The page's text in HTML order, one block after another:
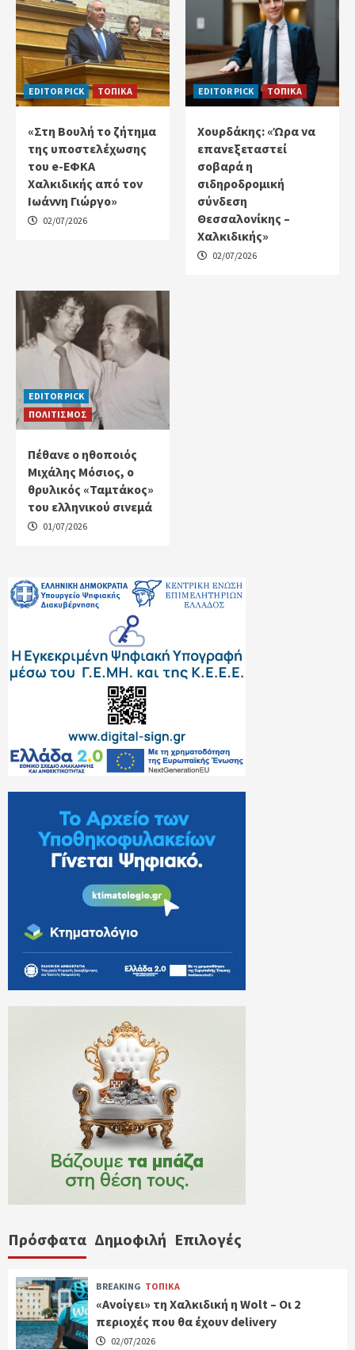
EDITOR PICK ΤΟΠΙΚΑ
«Στη Βουλή το ζήτημα
της υποστελέχωσης
του e-ΕΦΚΑ
Χαλκιδικής από τον
Ιωάννη Γιώργο»
02/07/2026
EDITOR PICK ΤΟΠΙΚΑ
Χουρδάκης: «Ώρα να
επανεξεταστεί
σοβαρά η
σιδηροδρομική
σύνδεση
Θεσσαλονίκης –
Χαλκιδικής»
02/07/2026
EDITOR PICK
ΠΟΛΙΤΙΣΜΟΣ
Πέθανε ο ηθοποιός
Μιχάλης Μόσιος, ο
θρυλικός «Ταμτάκος»
του ελληνικού σινεμά
01/07/2026
Πρόσφατα Δημοφιλή Επιλογές
BREAKING ΤΟΠΙΚΑ
«Ανοίγει» τη Χαλκιδική η Wolt – Οι 2
περιοχές που θα έχουν delivery
02/07/2026